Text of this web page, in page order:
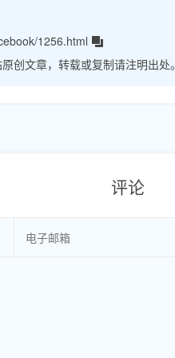
1256.html
创文章，转载或复制请注明出处。
评论